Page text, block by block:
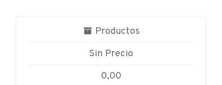
Productos
Sin Precio
0,00